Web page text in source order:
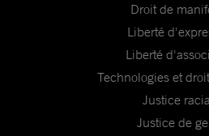
Droit de
Liberté
Liberté
Technologies et
Justice
Justice de